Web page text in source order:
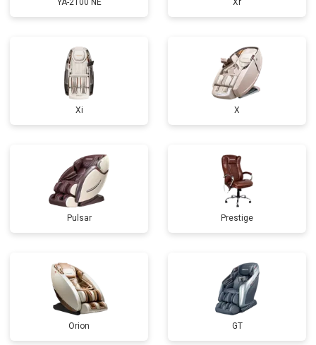
YA-2100 NE Xr
Xi X
Pulsar Prestige
Orion GT